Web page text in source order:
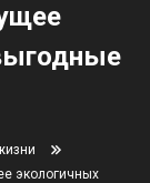
экологичных